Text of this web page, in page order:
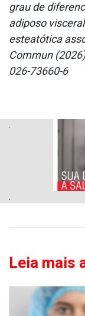
grau de
adiposo
esteatótica
Commun
026-73660-6
.
Leia mais